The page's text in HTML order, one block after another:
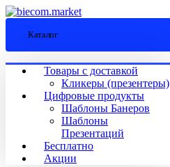
Каталог
Товары с доставкой
Кликеры (презентеры)
Цифровые продукты
Шаблоны Банеров
Шаблоны
Презентаций
Бесплатно
Акции